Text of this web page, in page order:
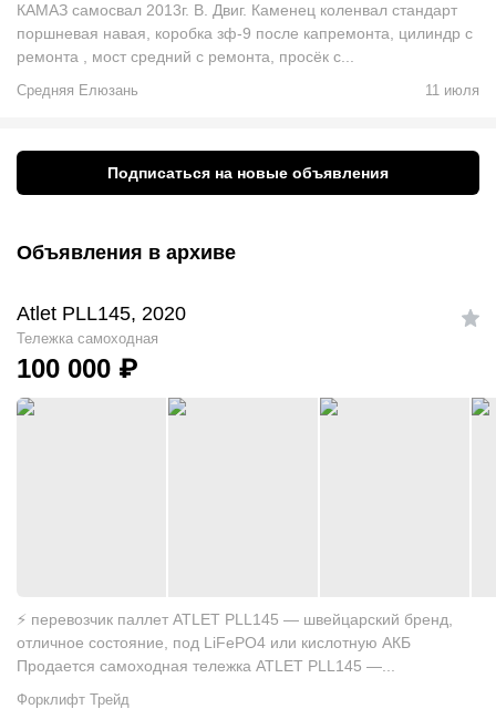
КАМАЗ самосвал 2013г. В. Двиг. Каменец коленвал стандарт
поршневая навая, коробка зф-9 после капремонта, цилиндр с
ремонта , мост средний с ремонта, просёк с...
Средняя Елюзань 11 июля
Подписаться на новые объявления
Объявления в архиве
Atlet PLL145, 2020
Тележка самоходная
100 000 ₽
⚡ перевозчик паллет ATLET PLL145 — швейцарский бренд,
отличное состояние, под LiFePO4 или кислотную АКБ
Продается самоходная тележка ATLET PLL145 —...
Форклифт Трейд